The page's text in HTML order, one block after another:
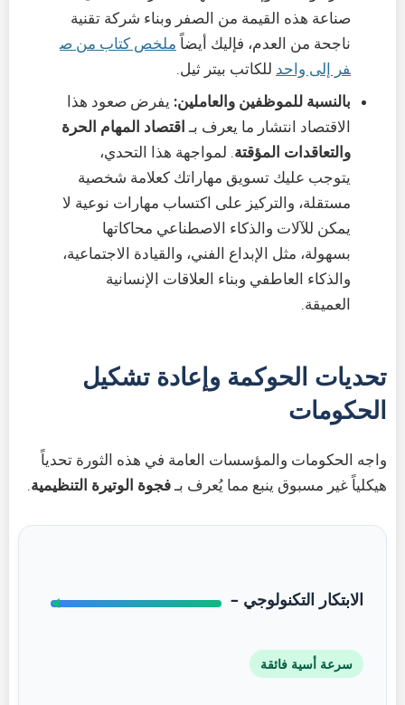
صناعة هذه القيمة من الصفر وبناء شركة تقنية
ناجحة من العدم، فإليك أيضاً ملخص كتاب من ص
فر إلى واحد للكاتب بيتر ثيل.
بالنسبة للموظفين والعاملين: يفرض صعود هذا
الاقتصاد انتشار ما يعرف بـ اقتصاد المهام الحرة
والتعاقدات المؤقتة. لمواجهة هذا التحدي،
يتوجب عليك تسويق مهاراتك كعلامة شخصية
مستقلة، والتركيز على اكتساب مهارات نوعية لا
يمكن للآلات والذكاء الاصطناعي محاكاتها
بسهولة، مثل الإبداع الفني، والقيادة الاجتماعية،
والذكاء العاطفي وبناء العلاقات الإنسانية
العميقة.
تحديات الحوكمة وإعادة تشكيل
الحكومات
واجه الحكومات والمؤسسات العامة في هذه الثورة تحدياً
هيكلياً غير مسبوق ينبع مما يُعرف بـفجوة الوتيرة التنظيمية.
الابتكار التكنولوجي – ◀
سرعة أسية فائقة